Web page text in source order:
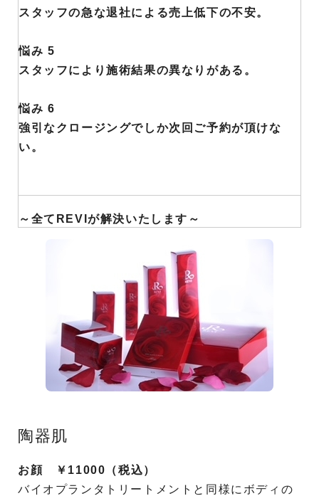
スタッフの急な退社による売上低下の不安。
悩み 5
スタッフにより施術結果の異なりがある。
悩み 6
強引なクロージングでしか次回ご予約が頂けな
い。
～全てREVIが解決いたします～
陶器肌
お顔 ￥11000（税込）
バイオプランタトリートメントと同様にボディの